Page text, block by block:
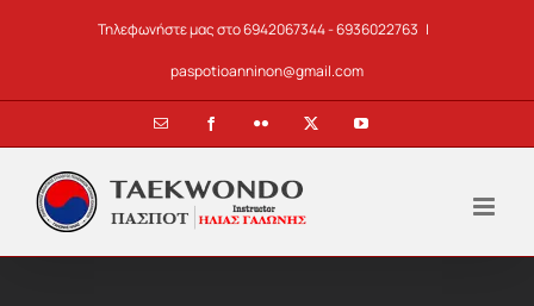
Τηλεφωνήστε μας στο 6942067344 - 6936022763 |
paspotioanninon@gmail.com
Email FacebookFlickr YouTube